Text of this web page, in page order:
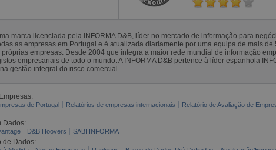
marca licenciada pela INFORMA D&B, líder no mercado de informação para
as empresas em Portugal e é atualizada diariamente por uma equipa de mais
empresas. Desde 2004 que integra a maior rede mundial de informação
empresariais de todo o mundo. A INFORMA D&B pertence à líder espanhola
gestão integral do risco comercial.
de Portugal Relatórios de empresas internacionais Relatório de Avaliação de
Dados:
D&B Hoovers SABI INFORMA
de Dados: